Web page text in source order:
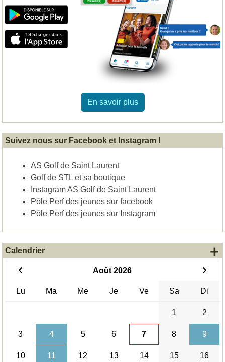
En savoir plus
Suivez nous sur Facebook et Instagram !
AS Golf de Saint Laurent
Golf de STL et sa boutique
Instagram AS Golf de Saint Laurent
Pôle Perf des jeunes sur facebook
Pôle Perf des jeunes sur Instagram
Calendrier
Août 2026
Lu Ma Me Je Ve Sa Di
1 2
3 4 5 6 7 8 9
10 11 12 13 14 15 16
+